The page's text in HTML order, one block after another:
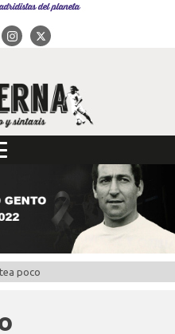
del planeta
poco